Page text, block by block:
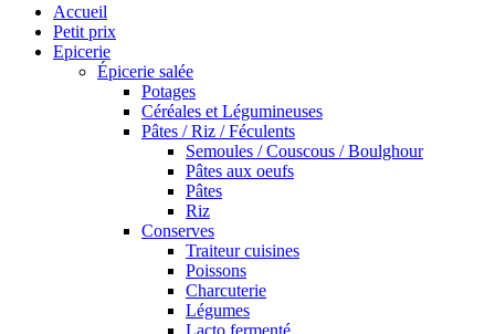
Accueil
Petit prix
Epicerie
Épicerie salée
Potages
Céréales et Légumineuses
Pâtes / Riz / Féculents
Semoules / Couscous / Boulghour
Pâtes aux oeufs
Pâtes
Riz
Conserves
Traiteur cuisines
Poissons
Charcuterie
Légumes
Lacto fermenté